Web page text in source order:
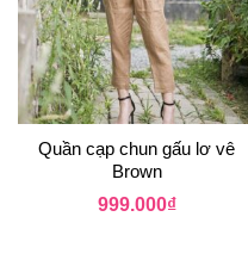
Quần cạp chun gấu lơ vê
Brown
999.000₫